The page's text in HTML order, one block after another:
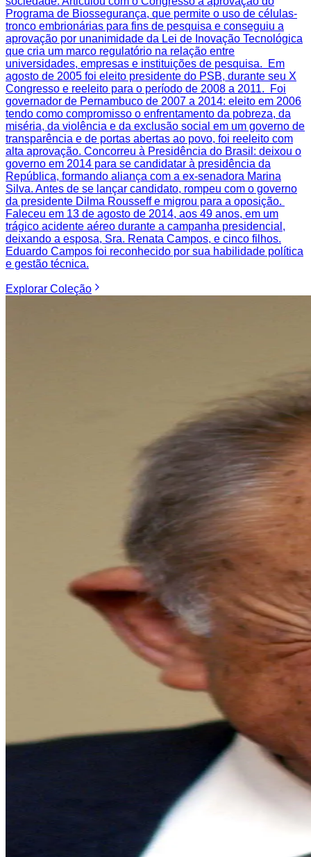
Programa de Biossegurança, que permite o uso de células-
tronco embrionárias para fins de pesquisa e conseguiu a
aprovação por unanimidade da Lei de Inovação Tecnológica
que cria um marco regulatório na relação entre
universidades, empresas e instituições de pesquisa. Em
agosto de 2005 foi eleito presidente do PSB, durante seu X
Congresso e reeleito para o período de 2008 a 2011. Foi
governador de Pernambuco de 2007 a 2014: eleito em 2006
tendo como compromisso o enfrentamento da pobreza, da
miséria, da violência e da exclusão social em um governo de
transparência e de portas abertas ao povo, foi reeleito com
alta aprovação. Concorreu à Presidência do Brasil: deixou o
governo em 2014 para se candidatar à presidência da
República, formando aliança com a ex-senadora Marina
Silva. Antes de se lançar candidato, rompeu com o governo
da presidente Dilma Rousseff e migrou para a oposição.
Faleceu em 13 de agosto de 2014, aos 49 anos, em um
trágico acidente aéreo durante a campanha presidencial,
deixando a esposa, Sra. Renata Campos, e cinco filhos.
Eduardo Campos foi reconhecido por sua habilidade política
e gestão técnica.
Explorar Coleção